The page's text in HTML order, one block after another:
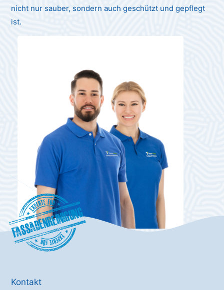
nicht nur sauber, sondern auch geschützt und gepflegt
ist.
Fassadenreinigung
Kontakt